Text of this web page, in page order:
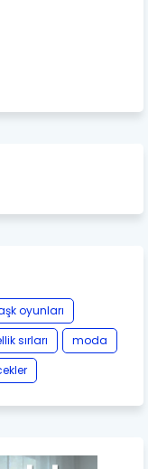
oyunları
sırları
moda